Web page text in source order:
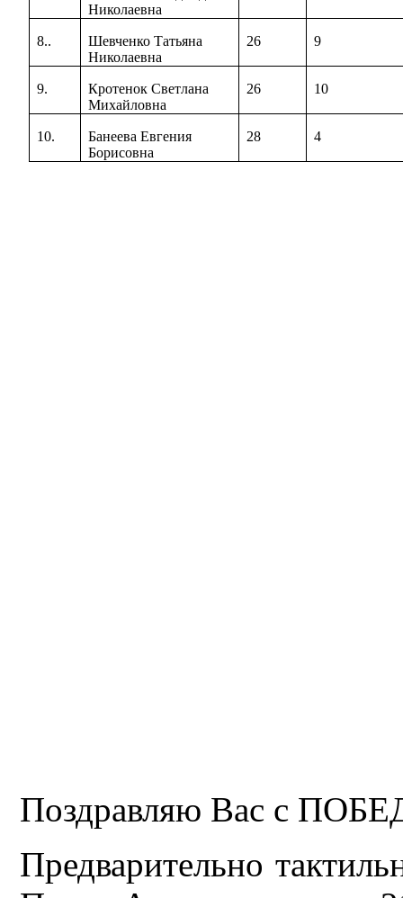
Николаевна
8..
Шевченко Татьяна
Николаевна
26 9
9.
Кротенок Светлана
Михайловна
26 10
10.
Банеева Евгения
Борисовна
28 4
Поздравляю Вас с
Предварительно